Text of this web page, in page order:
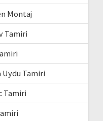
Montaj
Tamiri
Uydu Tamiri
Tamiri